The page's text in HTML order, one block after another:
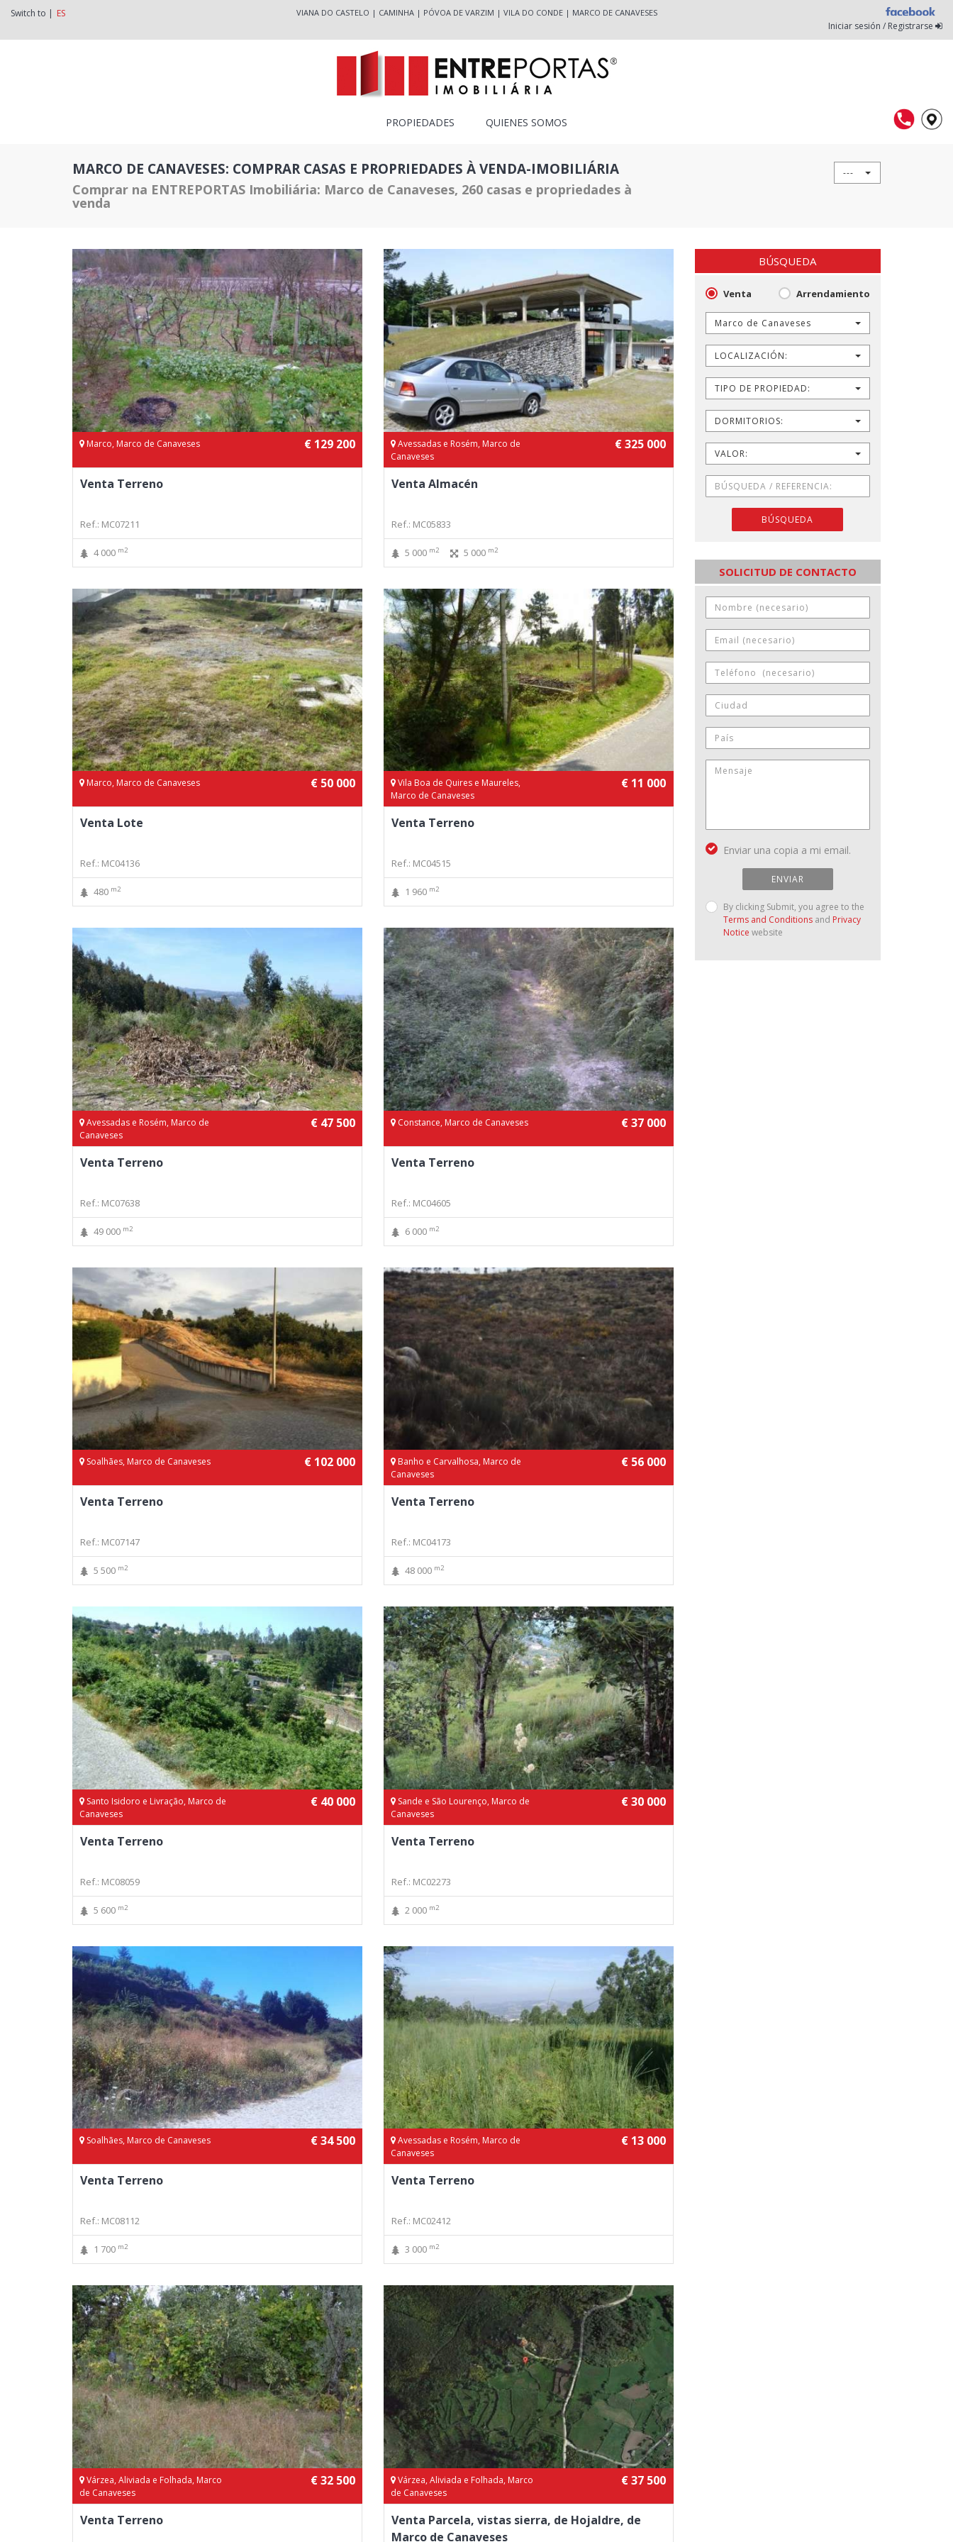
Switch to | ES VIANA DO CASTELO | CAMINHA| PÓVOA DE VARZIM | VILA DO CONDE| MARCO DE CANAVESES
Iniciar sesión / Registrarse
PROPIEDADES QUIENES SOMOS
MARCO DE CANAVESES: COMPRAR CASAS E PROPRIEDADES À VENDA-IMOBILIÁRIA
Comprar na ENTREPORTAS Imobiliária: Marco de Canaveses, 260 casas e propriedades à
venda
---
Marco, Marco de Canaveses € 129 200
Venta Terreno
Ref.: MC07211
4 000 m2
Avessadas e Rosém, Marco de
Canaveses
€ 325 000
Venta Almacén
Ref.: MC05833
5 000 m2 5 000 m2
Marco, Marco de Canaveses € 50 000
Venta Lote
Ref.: MC04136
480 m2
Vila Boa de Quires e Maureles,
Marco de Canaveses
€ 11 000
Venta Terreno
Ref.: MC04515
1 960 m2
Avessadas e Rosém, Marco de
Canaveses
€ 47 500
Venta Terreno
Ref.: MC07638
49 000 m2
Constance, Marco de Canaveses € 37 000
Venta Terreno
Ref.: MC04605
6 000 m2
Soalhães, Marco de Canaveses € 102 000
Venta Terreno
Ref.: MC07147
5 500 m2
Banho e Carvalhosa, Marco de
Canaveses
€ 56 000
Venta Terreno
Ref.: MC04173
48 000 m2
Santo Isidoro e Livração, Marco de
Canaveses
€ 40 000
Venta Terreno
Ref.: MC08059
5 600 m2
Sande e São Lourenço, Marco de
Canaveses
€ 30 000
Venta Terreno
Ref.: MC02273
2 000 m2
Soalhães, Marco de Canaveses € 34 500
Venta Terreno
Ref.: MC08112
1 700 m2
Avessadas e Rosém, Marco de
Canaveses
€ 13 000
Venta Terreno
Ref.: MC02412
3 000 m2
Várzea, Aliviada e Folhada, Marco
de Canaveses
€ 32 500
Venta Terreno
Várzea, Aliviada e Folhada, Marco
de Canaveses
€ 37 500
Venta Parcela, vistas sierra, de Hojaldre, de
Marco de Canaveses
BÚSQUEDA
Venta Arrendamiento
Marco de Canaveses
LOCALIZACIÓN:
TIPO DE PROPIEDAD:
DORMITORIOS:
VALOR:
BÚSQUEDA
SOLICITUD DE CONTACTO
Enviar una copia a mi email.
ENVIAR
By clicking Submit, you agree to the
Terms and Conditionsand Privacy
Notice website